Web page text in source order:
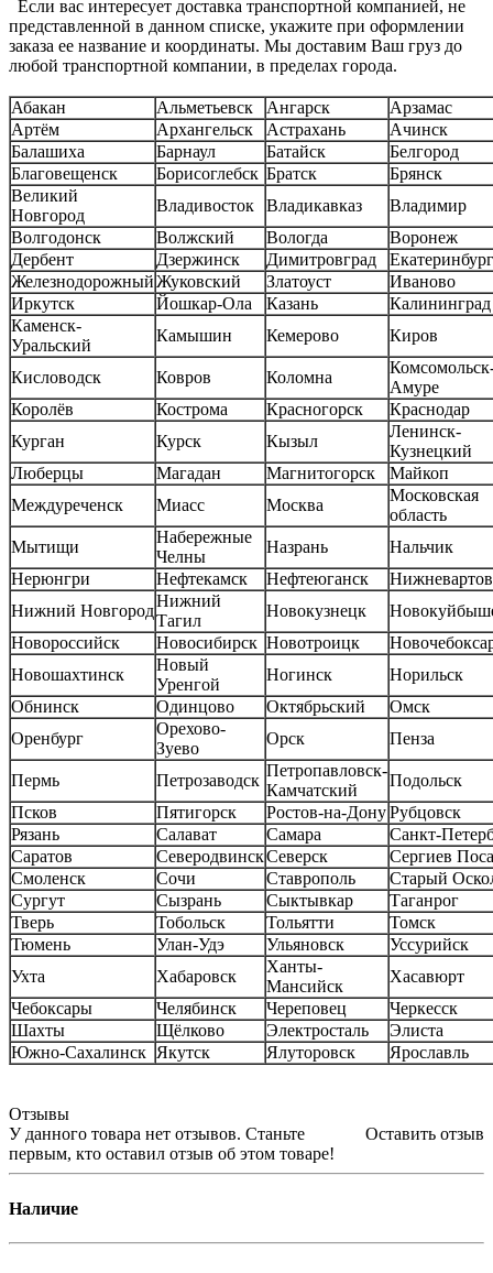
Если вас интересует доставка транспортной компанией, не
представленной в данном списке, укажите при оформлении
заказа ее название и координаты. Мы доставим Ваш груз до
любой транспортной компании, в пределах города.
Абакан Альметьевск Ангарск
Арзамас
Артём
Архангельск Астрахань
Ачинск
Балашиха
Барнаул Батайск
Белгород
Благовещенск
Борисоглебск Братск
Брянск
Великий
Новгород
Владивосток Владикавказ
Владимир
Волгодонск
Волжский Вологда
Воронеж
Дербент
Дзержинск Димитровград
Екатеринбург
ЖелезнодорожныйЖуковский Златоуст
Иваново
Иркутск
Йошкар-Ола Казань
Калининград
Каменск-
Уральский
Камышин Кемерово Киров
Кисловодск Ковров Коломна
Амуре
Королёв
Кострома Красногорск
Краснодар
Курган
Курск Кызыл
Ленинск-
Кузнецкий
Люберцы
Магадан Магнитогорск
Майкоп
Междуреченск
Миасс Москва
Московская
область
Мытищи
Набережные
Челны
Назрань
Нальчик
Нерюнгри
Нефтекамск Нефтеюганск
Нижний Новгород
Нижний
Тагил
Новокузнецк
Новороссийск
Новосибирск Новотроицк
Новошахтинск
Новый
Уренгой
Ногинск
Норильск
Обнинск
Одинцово Октябрьский
Омск
Оренбург
Орехово-
Зуево
Орск Пенза
Пермь Петрозаводск
Петропавловск-
Камчатский
Подольск
Псков
Пятигорск Ростов-на-ДонуРубцовск
Рязань
Салават Самара
Санкт-
Саратов
СеверодвинскСеверск
Сергиев
Смоленск
Сочи Ставрополь
Старый
Сургут
Сызрань Сыктывкар
Таганрог
Тверь
Тобольск Тольятти
Томск
Тюмень
Улан-Удэ Ульяновск
Уссурийск
Ухта
Хабаровск
Ханты-
Мансийск
Хасавюрт
Чебоксары
Челябинск Череповец
Черкесск
Шахты
Щёлково Электросталь
Элиста
Южно-Сахалинск Якутск Ялуторовск Ярославль
Отзывы
Оставить отзыв
У данного товара нет отзывов. Станьте
первым, кто оставил отзыв об этом товаре!
Наличие